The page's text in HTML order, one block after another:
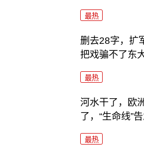
最热
删去28字，扩
把戏骗不了东
最热
河水干了，欧
了，“生命线”
最热